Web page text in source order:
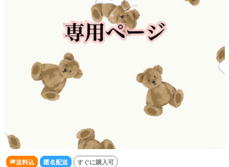
送料込 匿名配送 すぐに購入可